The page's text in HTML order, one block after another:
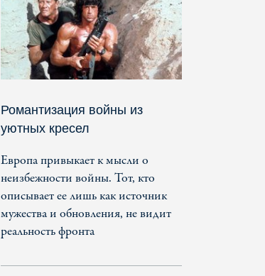
Романтизация войны из
уютных кресел
Европа привыкает к мысли о
неизбежности войны. Тот, кто
описывает ее лишь как источник
мужества и обновления, не видит
реальность фронта